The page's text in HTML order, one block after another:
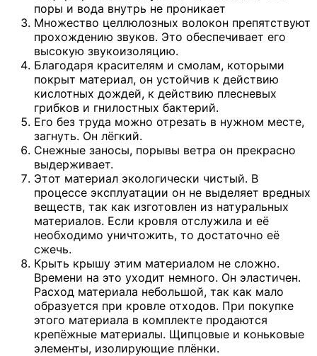
поры и вода внутрь не проникает
Множество целлюлозных волокон препятствуют
прохождению звуков. Это обеспечивает его
высокую звукоизоляцию.
Благодаря красителям и смолам, которыми
покрыт материал, он устойчив к действию
кислотных дождей, к действию плесневых
грибков и гнилостных бактерий.
Его без труда можно отрезать в нужном месте,
загнуть. Он лёгкий.
Снежные заносы, порывы ветра он прекрасно
выдерживает.
Этот материал экологически чистый. В
процессе эксплуатации он не выделяет вредных
веществ, так как изготовлен из натуральных
материалов. Если кровля отслужила и её
необходимо уничтожить, то достаточно её
сжечь.
Крыть крышу этим материалом не сложно.
Времени на это уходит немного. Он эластичен.
Расход материала небольшой, так как мало
образуется при кровле отходов. При покупке
этого материала в комплекте продаются
крепёжные материалы. Щипцовые и коньковые
элементы, изолирующие плёнки.